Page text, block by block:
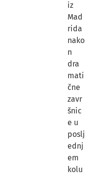
iz
Mad
rida
nako
n
dra
mati
čne
zavr
šnic
e u
poslj
ednj
em
kolu